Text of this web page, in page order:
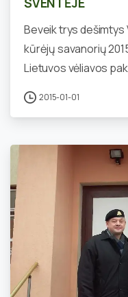
Beveik trys dešimtys
kūrėjų savanorių
Lietuvos vėliavos
2015-01-01